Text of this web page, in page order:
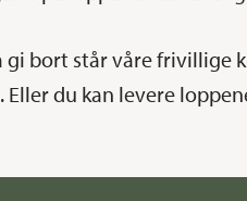
bort står våre frivillige
Eller du kan levere